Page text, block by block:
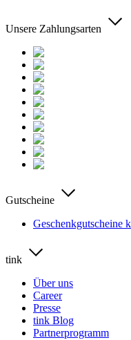
Unsere Zahlungsarten
Gutscheine
Geschenkgutscheine
tink
Über uns
Career
Presse
tink Blog
Partnerprogramm